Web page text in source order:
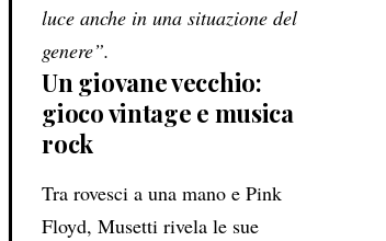
luce anche in una situazione del
genere”.
Un giovane vecchio:
gioco vintage e musica
rock
Tra rovesci a una mano e Pink
Floyd, Musetti rivela le sue